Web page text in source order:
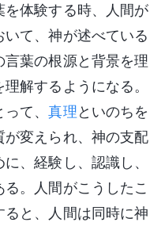
を体験する時、人間が
て、神が述べている
葉の根源と背景を理
解するようになる。
って、真理といのちを
変えられ、神の支配
、経験し、認識し、
。人間がこうしたこ
ると、人間は同時に神